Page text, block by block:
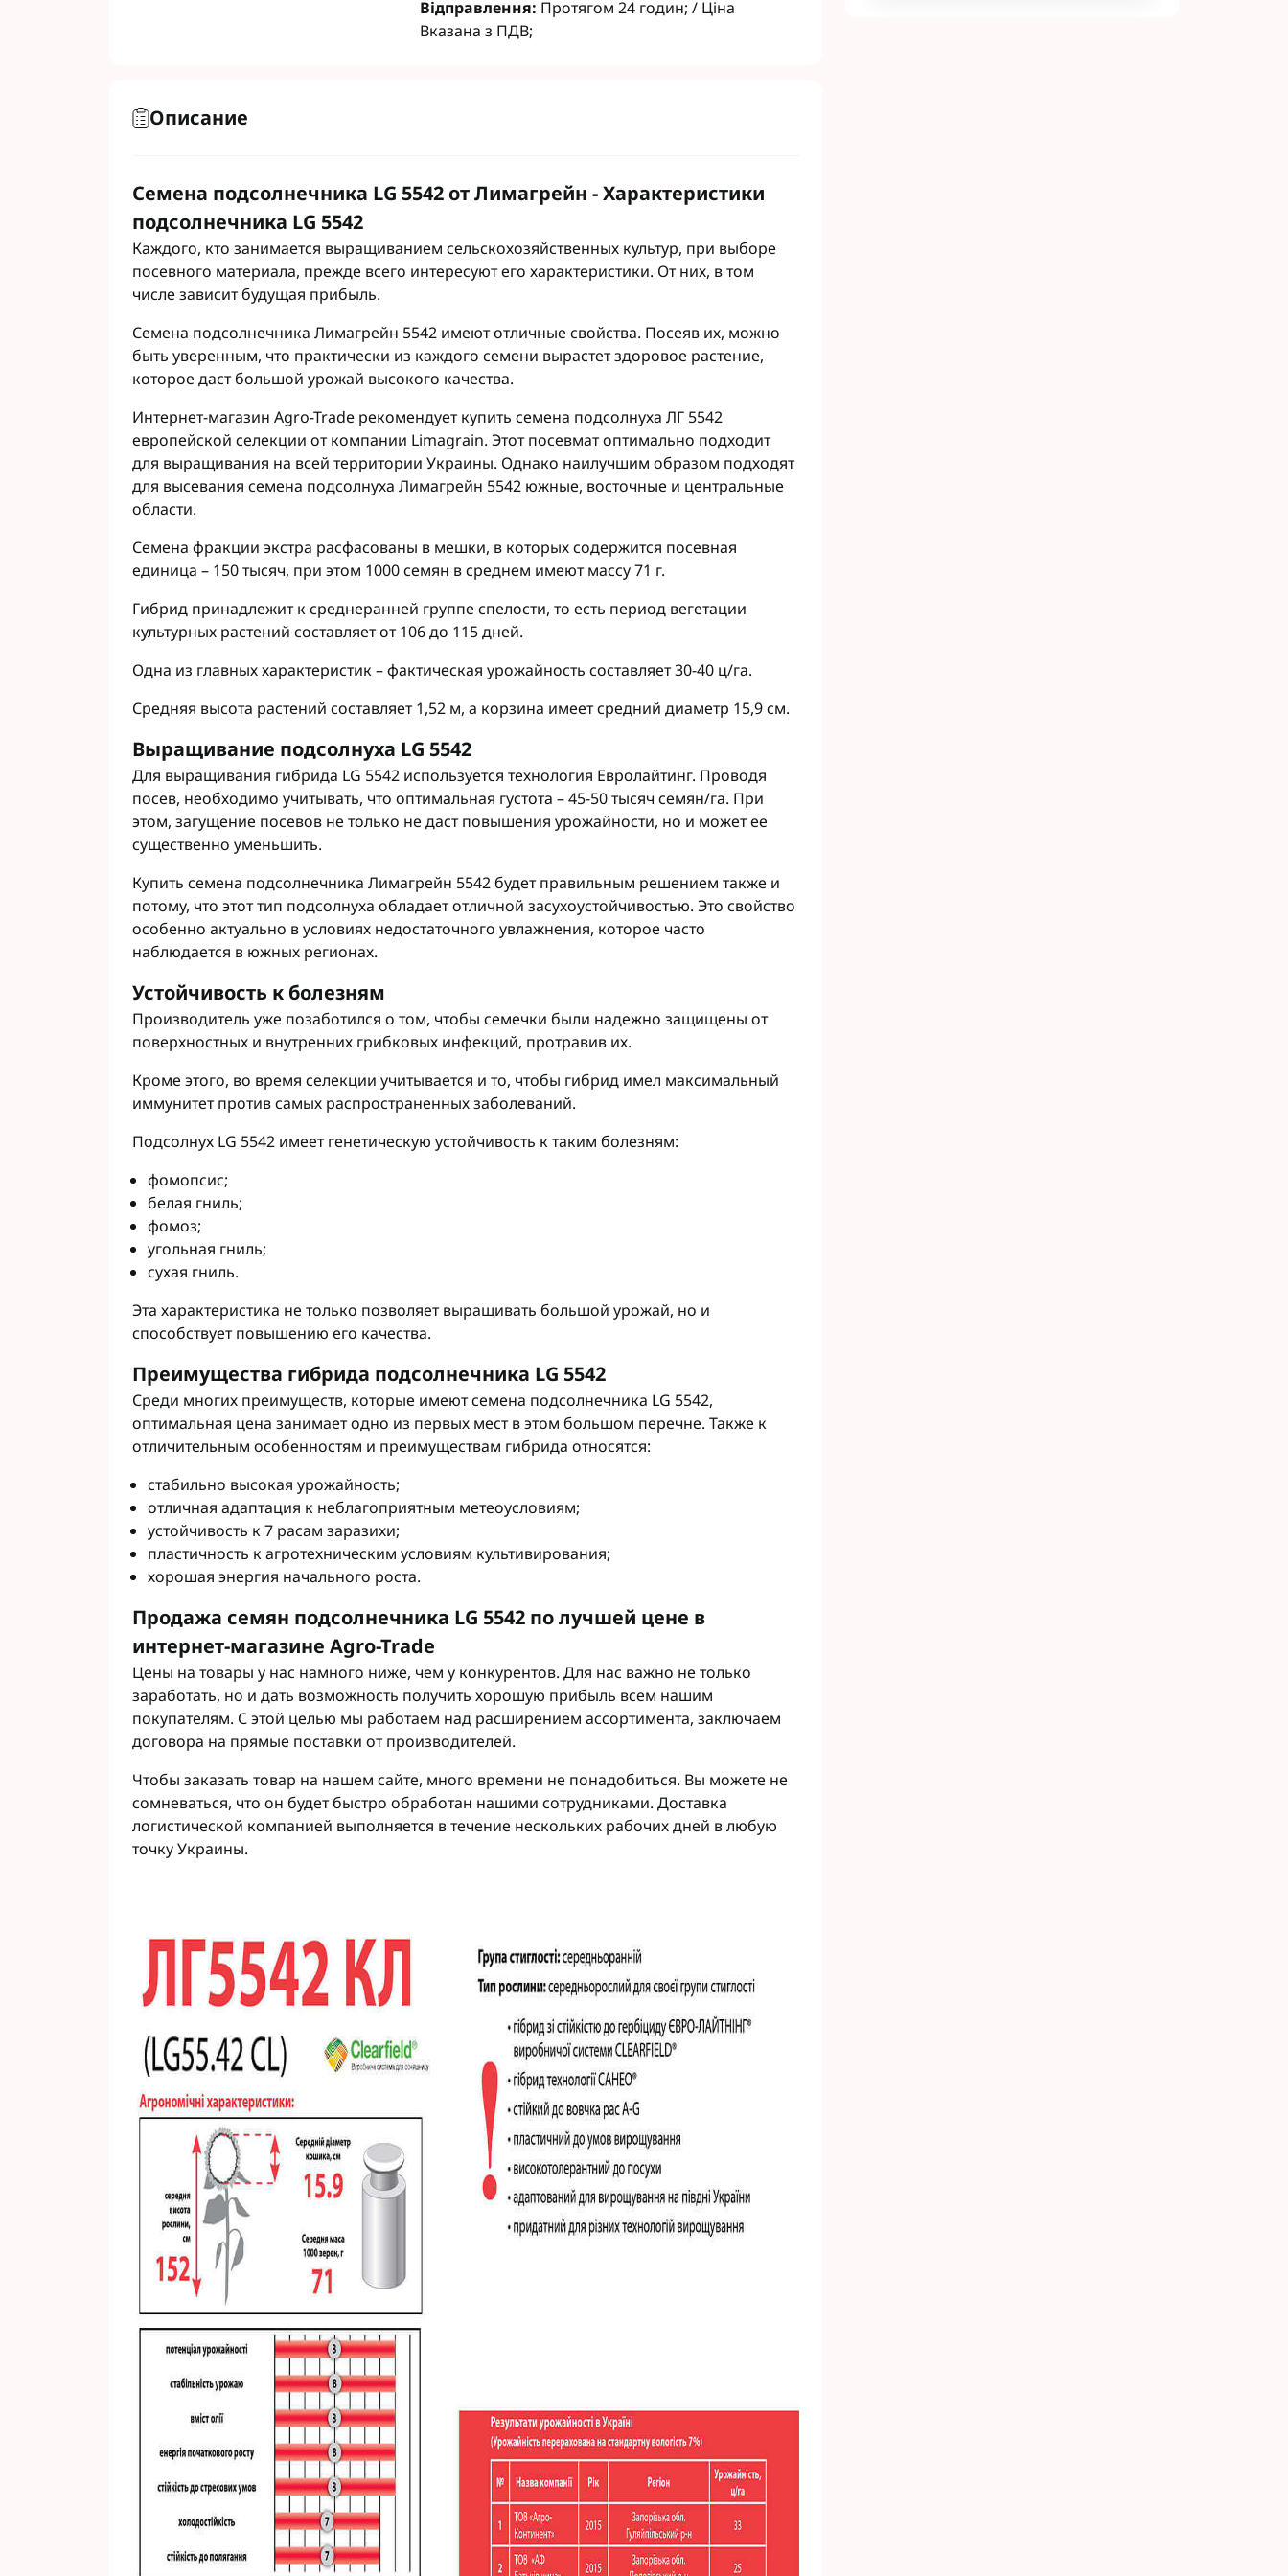
Семена рапса Кортева
Гербициды Бест
Гербициды Укравит
Фунгициды Для Подсолнечника
Фунгициды Для Винограда
Фунгициды для Рапса
Фунгициды для Картофеля
Фунгициды Для Овощей
Фунгициды Для Чеснока
Фунгициды Для садов
Фунгициды Для свеклы
Системные фунгициды
Фунгициды АХТ
Фунгициды Corteva
Фунгициды Альфа Смарт Агро
Фунгициды Укравит
Фунгициды Химагромаркетинг
Фунгициды BAYER
Фунгициды FMC
Фунгициды NERTUS
Фунгициды Syngenta
Комплексные микроудобрения
Микроудобрения для зерновых
Микроудобрения для
подсолнечника
Микроудобрения для сои
Удобрения для Свеклы
Ukraine
Микроудобрения StimOrganic
Микроудобрения Humintech
Микроудобрения NERTUS
Агро
Микроудобрения Укравит
Відправлення: Протягом 24 годин; / Ціна
Вказана з ПДВ;
Описание
Семена подсолнечника LG 5542 от Лимагрейн - Характеристики
подсолнечника LG 5542
Каждого, кто занимается выращиванием сельскохозяйственных культур, при выборе
посевного материала, прежде всего интересуют его характеристики. От них, в том
числе зависит будущая прибыль.
Семена подсолнечника Лимагрейн 5542 имеют отличные свойства. Посеяв их, можно
быть уверенным, что практически из каждого семени вырастет здоровое растение,
которое даст большой урожай высокого качества.
Интернет-магазин Agro-Trade рекомендует купить семена подсолнуха ЛГ 5542
европейской селекции от компании Limagrain. Этот посевмат оптимально подходит
для выращивания на всей территории Украины. Однако наилучшим образом подходят
для высевания семена подсолнуха Лимагрейн 5542 южные, восточные и центральные
области.
Семена фракции экстра расфасованы в мешки, в которых содержится посевная
единица – 150 тысяч, при этом 1000 семян в среднем имеют массу 71 г.
Гибрид принадлежит к среднеранней группе спелости, то есть период вегетации
культурных растений составляет от 106 до 115 дней.
Одна из главных характеристик – фактическая урожайность составляет 30-40 ц/га.
Средняя высота растений составляет 1,52 м, а корзина имеет средний диаметр 15,9 см.
Выращивание подсолнуха LG 5542
Для выращивания гибрида LG 5542 используется технология Евролайтинг. Проводя
посев, необходимо учитывать, что оптимальная густота – 45-50 тысяч семян/га. При
этом, загущение посевов не только не даст повышения урожайности, но и может ее
существенно уменьшить.
Купить семена подсолнечника Лимагрейн 5542 будет правильным решением также и
потому, что этот тип подсолнуха обладает отличной засухоустойчивостью. Это свойство
особенно актуально в условиях недостаточного увлажнения, которое часто
наблюдается в южных регионах.
Устойчивость к болезням
Производитель уже позаботился о том, чтобы семечки были надежно защищены от
поверхностных и внутренних грибковых инфекций, протравив их.
Кроме этого, во время селекции учитывается и то, чтобы гибрид имел максимальный
иммунитет против самых распространенных заболеваний.
Подсолнух LG 5542 имеет генетическую устойчивость к таким болезням:
фомопсис;
белая гниль;
фомоз;
угольная гниль;
сухая гниль.
Эта характеристика не только позволяет выращивать большой урожай, но и
способствует повышению его качества.
Преимущества гибрида подсолнечника LG 5542
Среди многих преимуществ, которые имеют семена подсолнечника LG 5542,
оптимальная цена занимает одно из первых мест в этом большом перечне. Также к
отличительным особенностям и преимуществам гибрида относятся:
стабильно высокая урожайность;
отличная адаптация к неблагоприятным метеоусловиям;
устойчивость к 7 расам заразихи;
пластичность к агротехническим условиям культивирования;
хорошая энергия начального роста.
Продажа семян подсолнечника LG 5542 по лучшей цене в
интернет-магазине Agro-Trade
Цены на товары у нас намного ниже, чем у конкурентов. Для нас важно не только
заработать, но и дать возможность получить хорошую прибыль всем нашим
покупателям. С этой целью мы работаем над расширением ассортимента, заключаем
договора на прямые поставки от производителей.
Чтобы заказать товар на нашем сайте, много времени не понадобиться. Вы можете не
сомневаться, что он будет быстро обработан нашими сотрудниками. Доставка
логистической компанией выполняется в течение нескольких рабочих дней в любую
точку Украины.